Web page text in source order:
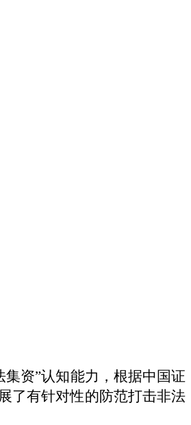
资”认知能力，根据中国证
了有针对性的防范打击非法